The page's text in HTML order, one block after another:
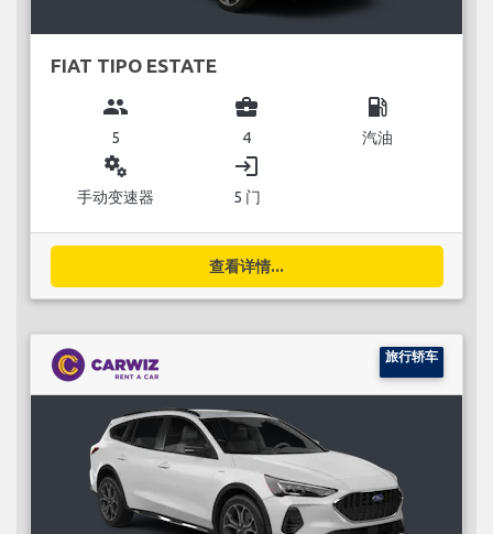
FIAT TIPO ESTATE
group
5
business_center
4
local_gas_station
汽油
miscellaneous_services
手动变速器
login
5 门
查看详情...
旅行轿车